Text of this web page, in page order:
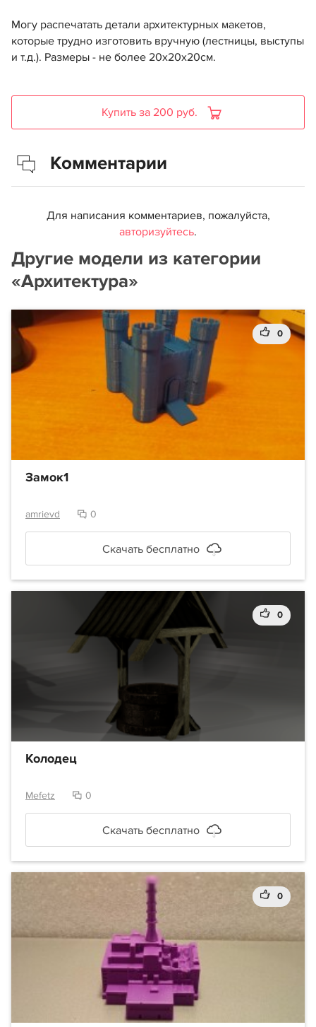
Могу распечатать детали архитектурных макетов,
которые трудно изготовить вручную (лестницы, выступы
и т.д.). Размеры - не более 20х20х20см.
Купить за 200 руб.
Комментарии
Для написания комментариев, пожалуйста,
авторизуйтесь.
Другие модели из категории
«Архитектура»
0
Замок1
amrievd 0
Скачать бесплатно
0
Колодец
Mefetz 0
Скачать бесплатно
0